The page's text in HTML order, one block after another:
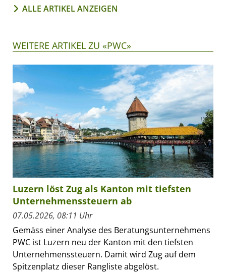
ALLE ARTIKEL ANZEIGEN
WEITERE ARTIKEL ZU «PWC»
Luzern löst Zug als Kanton mit tiefsten
Unternehmenssteuern ab
07.05.2026, 08:11 Uhr
Gemäss einer Analyse des Beratungsunternehmens
PWC ist Luzern neu der Kanton mit den tiefsten
Unternehmenssteuern. Damit wird Zug auf dem
Spitzenplatz dieser Rangliste abgelöst.